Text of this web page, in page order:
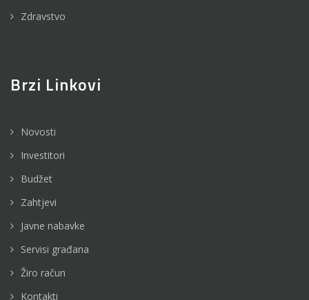
Zdravstvo
Brzi Linkovi
Novosti
Investitori
Budžet
Zahtjevi
Javne nabavke
Servisi građana
Žiro račun
Kontakti